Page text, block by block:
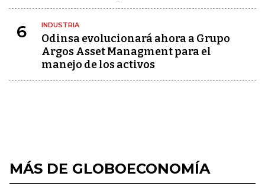
6 INDUSTRIA
Odinsa evolucionará ahora a Grupo
Argos Asset Managment para el
manejo de los activos
MÁS DE GLOBOECONOMÍA